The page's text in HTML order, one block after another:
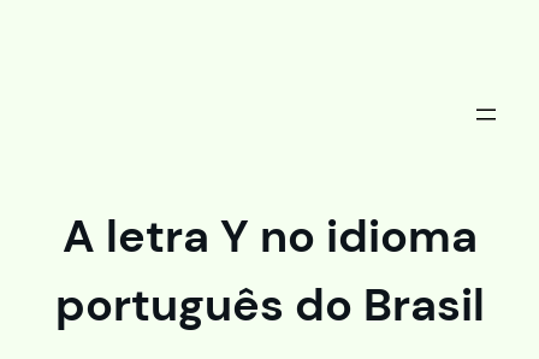
A letra Y no idioma
português do Brasil